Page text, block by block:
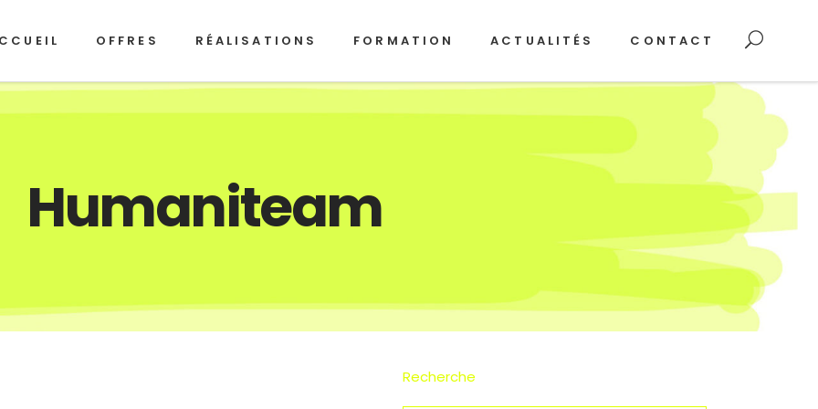
OFFRES RÉALISATIONS FORMATION ACTUALITÉS CONTACT
Humaniteam
Recherche